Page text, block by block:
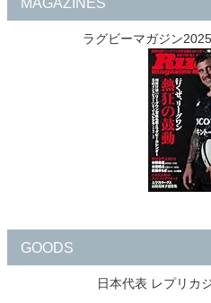
MAGAZINES
ラグビーマガジン
GOODS
日本代表 レプリカ